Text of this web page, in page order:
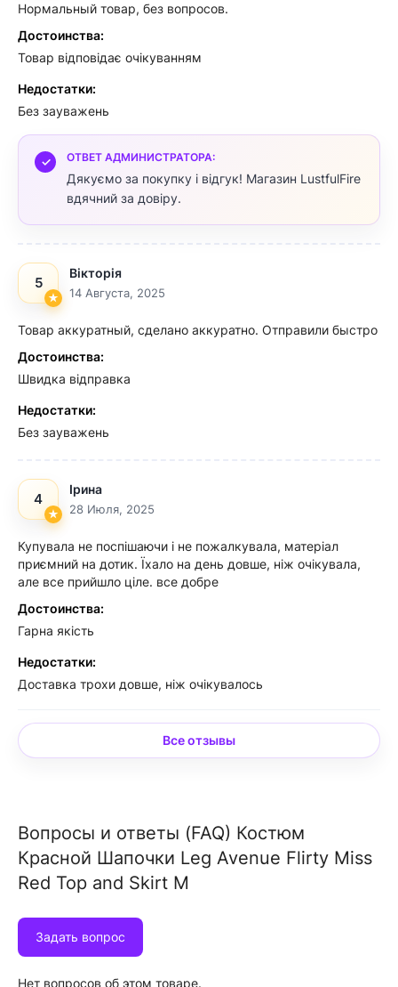
Нормальный товар, без вопросов.
Достоинства:
Товар відповідає очікуванням
Недостатки:
Без зауважень
ОТВЕТ АДМИНИСТРАТОРА:
Дякуємо за покупку і відгук! Магазин LustfulFire
вдячний за довіру.
5
Вікторія
14 Августа, 2025
Товар аккуратный, сделано аккуратно. Отправили быстро
Достоинства:
Швидка відправка
Недостатки:
Без зауважень
4
Ірина
28 Июля, 2025
Купувала не поспішаючи і не пожалкувала, матеріал
приємний на дотик. Їхало на день довше, ніж очікувала,
але все прийшло ціле. все добре
Достоинства:
Гарна якість
Недостатки:
Доставка трохи довше, ніж очікувалось
Все отзывы
Вопросы и ответы (FAQ) Костюм
Красной Шапочки Leg Avenue Flirty Miss
Red Top and Skirt M
Задать вопрос
Нет вопросов об этом товаре.